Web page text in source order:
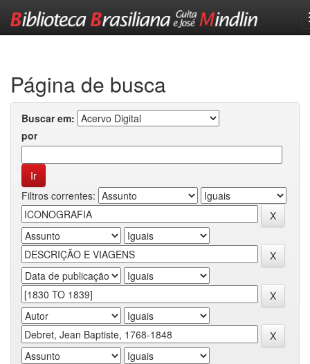
Página de busca
Buscar em:
por
Filtros correntes: